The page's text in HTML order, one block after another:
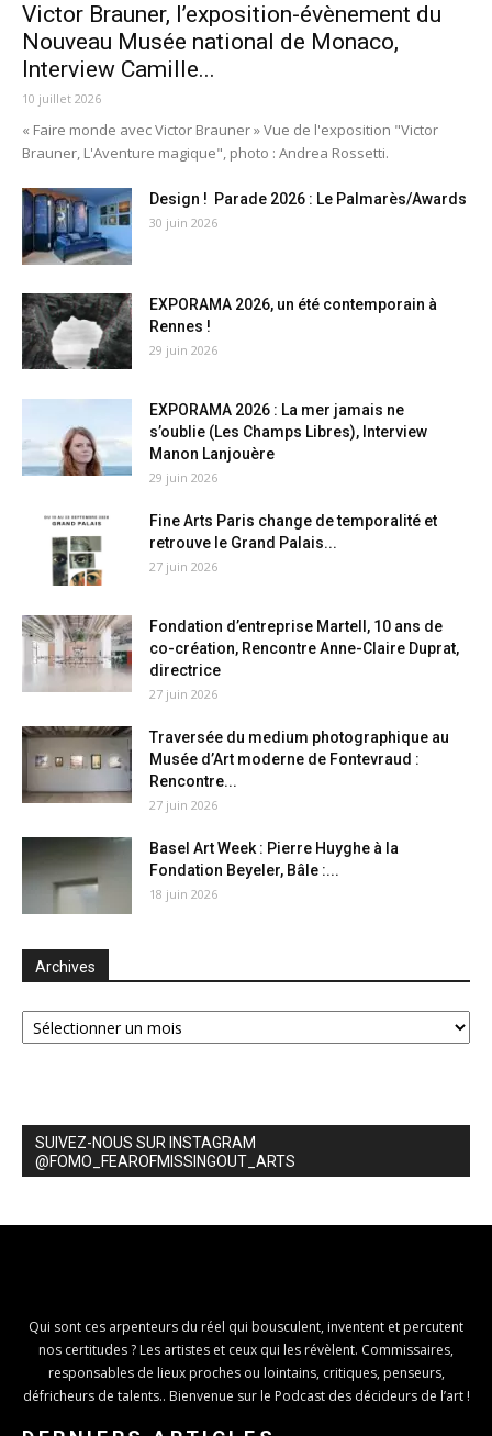
Victor Brauner, l’exposition-évènement du
Nouveau Musée national de Monaco,
Interview Camille...
10 juillet 2026
« Faire monde avec Victor Brauner » Vue de l'exposition "Victor
Brauner, L'Aventure magique", photo : Andrea Rossetti.
Design ! Parade 2026 : Le Palmarès/Awards
30 juin 2026
EXPORAMA 2026, un été contemporain à
Rennes !
29 juin 2026
EXPORAMA 2026 : La mer jamais ne
s’oublie (Les Champs Libres), Interview
Manon Lanjouère
29 juin 2026
Fine Arts Paris change de temporalité et
retrouve le Grand Palais...
27 juin 2026
Fondation d’entreprise Martell, 10 ans de
co-création, Rencontre Anne-Claire Duprat,
directrice
27 juin 2026
Traversée du medium photographique au
Musée d’Art moderne de Fontevraud :
Rencontre...
27 juin 2026
Basel Art Week : Pierre Huyghe à la
Fondation Beyeler, Bâle :...
18 juin 2026
Archives
Archives
SUIVEZ-NOUS SUR INSTAGRAM
@FOMO_FEAROFMISSINGOUT_ARTS
Qui sont ces arpenteurs du réel qui bousculent, inventent et percutent
nos certitudes ? Les artistes et ceux qui les révèlent. Commissaires,
responsables de lieux proches ou lointains, critiques, penseurs,
défricheurs de talents.. Bienvenue sur le Podcast des décideurs de l’art !